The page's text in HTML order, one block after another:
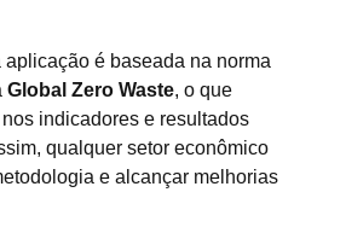
é baseada na norma
Global Zero Waste, o que
indicadores e resultados
qualquer setor econômico
e alcançar melhorias